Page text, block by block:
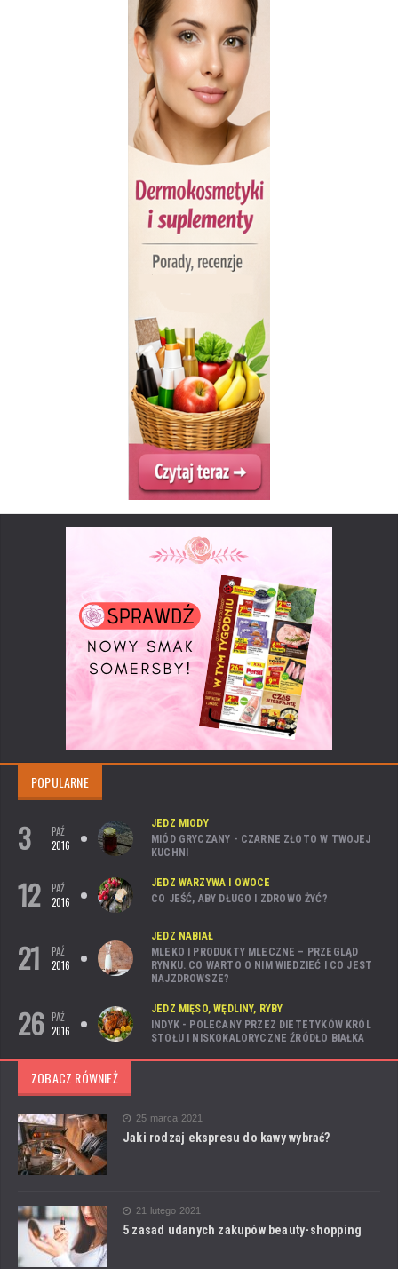
POPULARNE
3
PAŹ
2016
JEDZ MIODY
MIÓD GRYCZANY - CZARNE ZŁOTO W TWOJEJ
KUCHNI
12
PAŹ
2016
JEDZ WARZYWA I OWOCE
CO JEŚĆ, ABY DŁUGO I ZDROWO ŻYĆ?
21
PAŹ
2016
JEDZ NABIAŁ
MLEKO I PRODUKTY MLECZNE – PRZEGLĄD
RYNKU. CO WARTO O NIM WIEDZIEĆ I CO JEST
NAJZDROWSZE?
26 PAŹ
2016
JEDZ MIĘSO, WĘDLINY, RYBY
INDYK - POLECANY PRZEZ DIETETYKÓW KRÓL
STOŁU I NISKOKALORYCZNE ŹRÓDŁO BIAŁKA
ZOBACZ RÓWNIEŻ
25 marca 2021
Jaki rodzaj ekspresu do kawy wybrać?
21 lutego 2021
5 zasad udanych zakupów beauty-shopping